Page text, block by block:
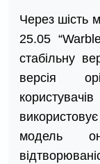
Через шість
25.05
стабільну
версія
модель